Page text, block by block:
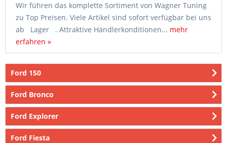
Wir führen das komplette Sortiment von Wagner Tuning
zu Top Preisen. Viele Artikel sind sofort verfügbar bei uns
ab Lager . Attraktive Händlerkonditionen... mehr
erfahren »
Ford 150
Ford Bronco
Ford Explorer
Ford Fiesta